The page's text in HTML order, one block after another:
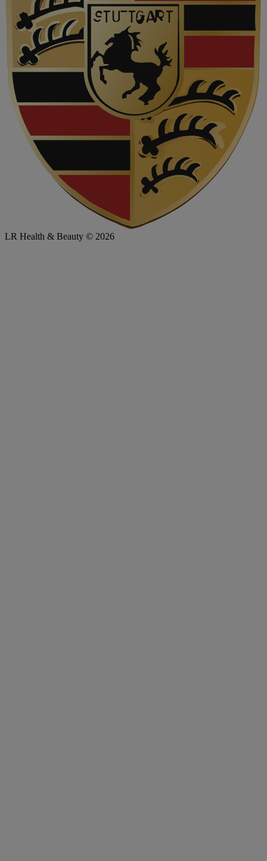
LR Health & Beauty © 2026